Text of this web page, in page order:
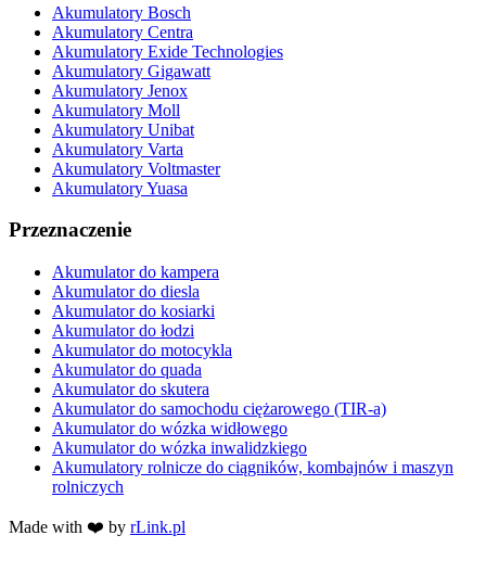
Akumulatory Bosch
Akumulatory Centra
Akumulatory Exide Technologies
Akumulatory Gigawatt
Akumulatory Jenox
Akumulatory Moll
Akumulatory Unibat
Akumulatory Varta
Akumulatory Voltmaster
Akumulatory Yuasa
Przeznaczenie
Akumulator do kampera
Akumulator do diesla
Akumulator do kosiarki
Akumulator do łodzi
Akumulator do motocykla
Akumulator do quada
Akumulator do skutera
Akumulator do samochodu ciężarowego (TIR-a)
Akumulator do wózka widłowego
Akumulator do wózka inwalidzkiego
Akumulatory rolnicze do ciągników, kombajnów i maszyn
rolniczych
Made with ❤️ by rLink.pl